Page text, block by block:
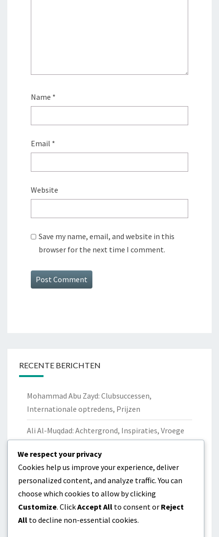
Name *
Email *
Website
Save my name, email, and website in this
browser for the next time I comment.
RECENTE BERICHTEN
Mohammad Abu Zayd: Clubsuccessen,
Internationale optredens, Prijzen
Ali Al-Muqdad: Achtergrond, Inspiraties, Vroege
Mohammad Abu Zayd: Vroeg leven, Carrièrebegin,
Familiaire achtergrond
Samer Al-Najjar: Biografie, Opvoeding, Vroege
We respect your privacy
Cookies help us improve your experience, deliver
personalized content, and analyze traffic. You can
choose which cookies to allow by clicking
Customize. ClickAccept All to consent or Reject
All to decline non-essential cookies.